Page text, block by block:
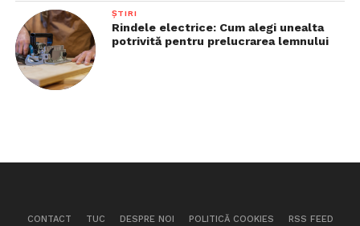
ȘTIRI
Rindele electrice: Cum alegi unealta
potrivită pentru prelucrarea lemnului
CONTACT TUC DESPRE NOI POLITICĂ COOKIES RSS FEED